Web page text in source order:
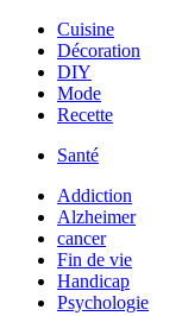
Cuisine
Décoration
DIY
Mode
Recette
Santé
Addiction
Alzheimer
cancer
Fin de vie
Handicap
Psychologie